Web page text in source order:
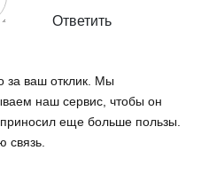
Ответить
за ваш отклик. Мы
наш сервис, чтобы он
еще больше пользы.
связь.